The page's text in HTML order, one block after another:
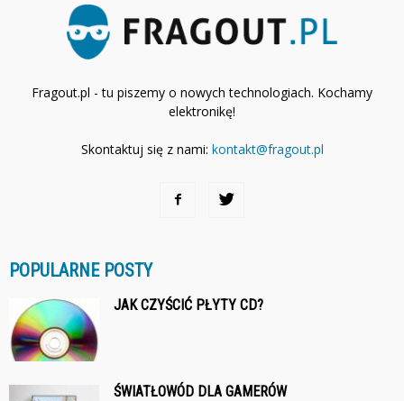
Fragout.pl - tu piszemy o nowych technologiach. Kochamy
elektronikę!
Skontaktuj się z nami: kontakt@fragout.pl
POPULARNE POSTY
JAK CZYŚCIĆ PŁYTY CD?
ŚWIATŁOWÓD DLA GAMERÓW